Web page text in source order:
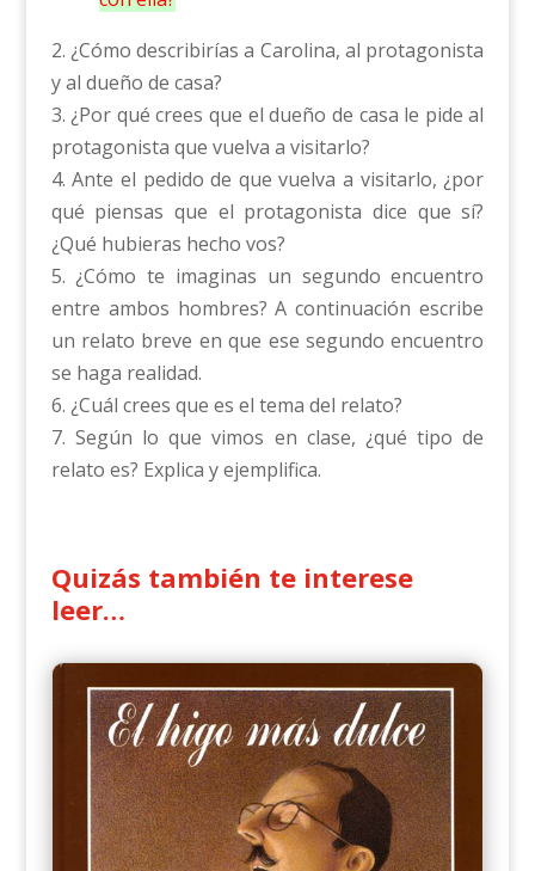
2. ¿Cómo describirías a Carolina, al protagonista
y al dueño de casa?
3. ¿Por qué crees que el dueño de casa le pide al
protagonista que vuelva a visitarlo?
4. Ante el pedido de que vuelva a visitarlo, ¿por
qué piensas que el protagonista dice que sí?
¿Qué hubieras hecho vos?
5. ¿Cómo te imaginas un segundo encuentro
entre ambos hombres? A continuación escribe
un relato breve en que ese segundo encuentro
se haga realidad.
6. ¿Cuál crees que es el tema del relato?
7. Según lo que vimos en clase, ¿qué tipo de
relato es? Explica y ejemplifica.
Quizás también te interese
leer…